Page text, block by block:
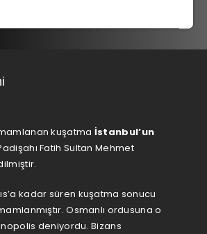
kuşatma İstanbul’un
Fatih Sultan Mehmet
kadar süren kuşatma sonucu
Osmanlı ordusuna o
deniyordu. Bizans